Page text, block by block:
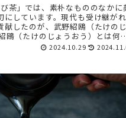
茶」では、素朴なもののなかに
にしています。現代も受け継が
献したのが、武野紹鴎（たけのじ
鴎（たけのじょうおう）とは何
2024.10.29